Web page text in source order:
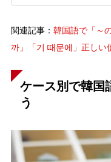
関連記事： 韓国語で「～
까」「기 때문에」正しい
ケース別で韓国
う